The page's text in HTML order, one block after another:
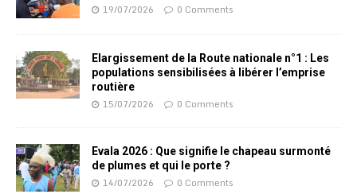
19/07/2026 0 Comments
Elargissement de la Route nationale n°1 : Les
populations sensibilisées à libérer l’emprise
routière
15/07/2026 0 Comments
Evala 2026 : Que signifie le chapeau surmonté
de plumes et qui le porte ?
14/07/2026 0 Comments